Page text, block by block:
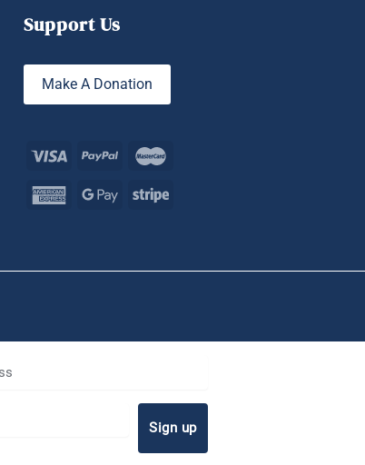
Support Us
Make A Donation
Sign up